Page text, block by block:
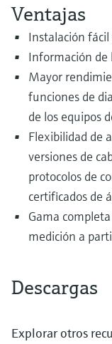
Ventajas
Instalación
Información de
Mayor
funciones de
de los equipos
Flexibilidad de
versiones de
protocolos de
certificados de
Gama
medición a
Descargas
Explorar otros